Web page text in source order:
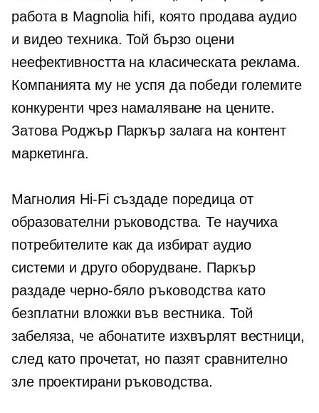
работа в Magnolia hifi, която продава аудио
и видео техника. Той бързо оцени
неефективността на класическата реклама.
Компанията му не успя да победи големите
конкуренти чрез намаляване на цените.
Затова Роджър Паркър залага на контент
маркетинга.
Магнолия Hi-Fiсъздаде поредица от
образователни ръководства. Те научиха
потребителите как да избират аудио
системи и друго оборудване. Паркър
раздаде черно-бяло ръководства като
безплатни вложки във вестника. Той
забеляза, че абонатите изхвърлят вестници,
след като прочетат, но пазят сравнително
зле проектирани ръководства.